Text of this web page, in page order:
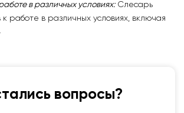
в различных условиях: Слесарь
к работе в различных условиях, включая
вопросы?